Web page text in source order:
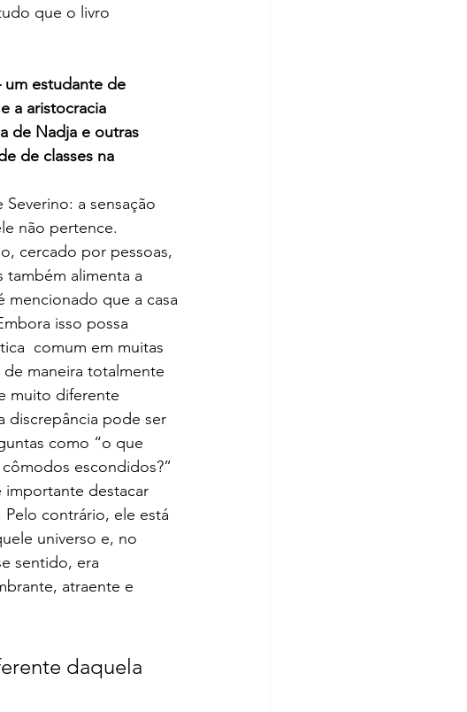
que o livro
estudante de
a aristocracia
de Nadja e outras
de classes na
a sensação
não pertence.
cercado por pessoas,
também alimenta a
mencionado que a casa
isso possa
comum em muitas
de maneira totalmente
muito diferente
discrepância pode ser
como “o que
escondidos?”
importante destacar
contrário, ele está
universo e, no
sentido, era
atraente e
daquela